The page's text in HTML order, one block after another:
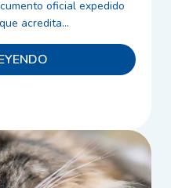
oficial expedido
acredita...